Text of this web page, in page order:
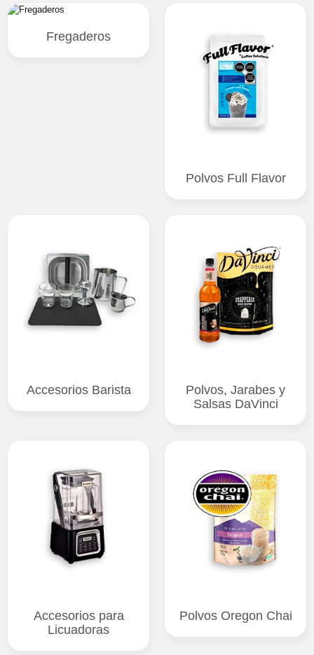
Fregaderos
Polvos Full Flavor
Accesorios Barista
Polvos, Jarabes y
Salsas DaVinci
Accesorios para
Licuadoras
Polvos Oregon Chai